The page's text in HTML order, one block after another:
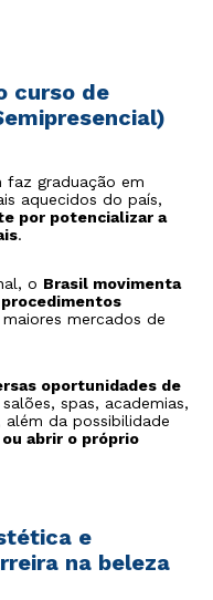
curso de
faz graduação em
aquecidos do país,
por potencializar a
.
o Brasil movimenta
mercados de
oportunidades de
spas, academias,
da possibilidade
abrir o próprio
e
na beleza